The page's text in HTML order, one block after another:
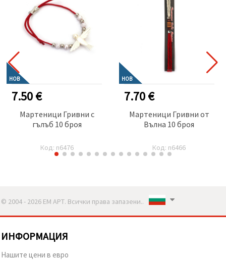
НОВ
7.50 €
Мартеници Гривни с
гълъб 10 броя
Код: n6476
НОВ
7.70 €
Мартеници Гривни от
Вълна 10 броя
Код: n6466
© 2004 - 2026 ЕМ АРТ. Всички права запазени..
ИНФОРМАЦИЯ
Нашите цени в евро